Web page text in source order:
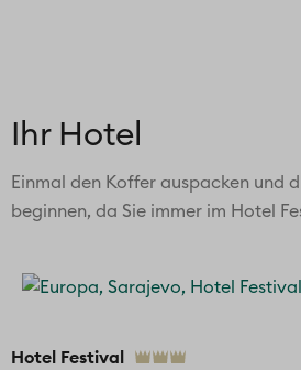
Ihr Hotel
Einmal den Koffer auspacken und
beginnen, da Sie immer im Hotel
Hotel Festival